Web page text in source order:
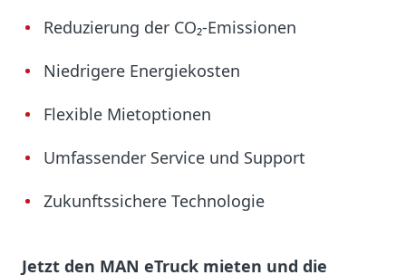
Reduzierung der CO₂-Emissionen
Niedrigere Energiekosten
Flexible Mietoptionen
Umfassender Service und Support
Zukunftssichere Technologie
Jetzt den MAN eTruck mieten und die